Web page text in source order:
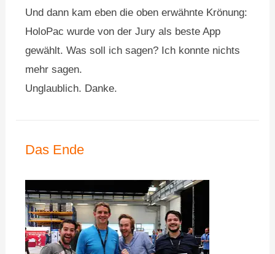
Und dann kam eben die oben erwähnte Krönung:
HoloPac wurde von der Jury als beste App
gewählt. Was soll ich sagen? Ich konnte nichts
mehr sagen.
Unglaublich. Danke.
Das Ende